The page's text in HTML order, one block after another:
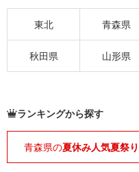
東北 青森県
秋田県 山形県
ランキングから探す
青森県の夏休み人気夏祭り